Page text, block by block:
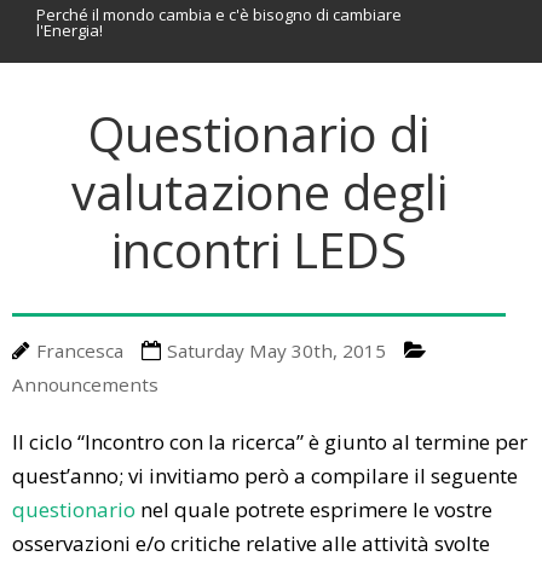
Perché il mondo cambia e c'è bisogno di cambiare
l'Energia!
About Us
The Association
A Little Bit Of History
Events
Upcoming Events
Energy Talks
Energy Jobs
Workshops
EnerTrips
LEDS News
LEDS Discovery
Thesis Proposals
Announcements
Contact us
LEDS for Africa
Questionario di
valutazione degli
incontri LEDS
Francesca
Saturday May 30th, 2015
Announcements
Il ciclo “Incontro con la ricerca” è giunto al termine per
quest’anno; vi invitiamo però a compilare il seguente
questionario nel quale potrete esprimere le vostre
osservazioni e/o critiche relative alle attività svolte